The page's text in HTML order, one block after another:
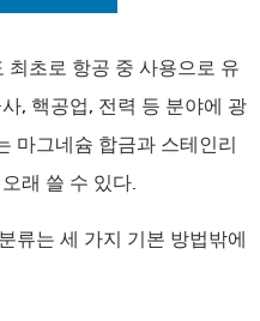
최초로 항공 중 사용으로 유
, 핵공업, 전력 등 분야에 광
마그네슘 합금과 스테인리
래 쓸 수 있다.
류는 세 가지 기본 방법밖에